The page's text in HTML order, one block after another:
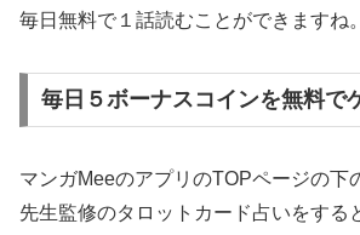
毎日無料で１話読むことができますね。
毎日５ボーナスコインを無料で
マンガMeeのアプリのTOPページの下
先生監修のタロットカード占いをする